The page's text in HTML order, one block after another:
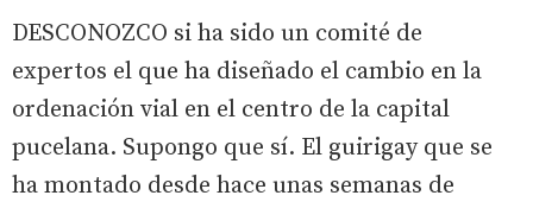
DESCONOZCO si ha sido un comité de
expertos el que ha diseñado el cambio en la
ordenación vial en el centro de la capital
pucelana. Supongo que sí. El guirigay que se
ha montado desde hace unas semanas de